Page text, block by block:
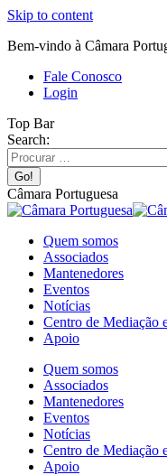
Skip to content
Bem-vindo à Câmara
Fale Conosco
Login
Top Bar
Search:
Câmara Portuguesa
Quem somos
Associados
Mantenedores
Eventos
Notícias
Centro de Mediação
Apoio
Quem somos
Associados
Mantenedores
Eventos
Notícias
Centro de Mediação
Apoio